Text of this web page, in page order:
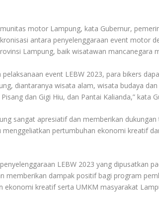
motor Lampung, kata Gubernur,
antara penyelenggaraan event motor
Lampung, baik wisatawan mancanegara
pelaksanaan event LEBW 2023, para bikers
diantaranya wisata alam, wisata budaya
dan Gigi Hiu, dan Pantai Kalianda,” kata
sangat apresiatif dan memberikan
menggeliatkan pertumbuhan ekonomi kreatif
LEBW 2023 yang dipusatkan
memberikan dampak positif bagi program
ekonomi kreatif serta UMKM masyarakat